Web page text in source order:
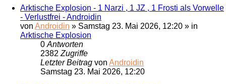
Arktische Explosion - 1 Narzi , 1 JZ , 1 Frosti als Vorwelle
- Verlustfrei - Androidin
von Androidin » Samstag 23. Mai 2026, 12:20 » in
Arktische Explosion
0Antworten
2382Zugriffe
Letzter Beitrag von Androidin
Samstag 23. Mai 2026, 12:20